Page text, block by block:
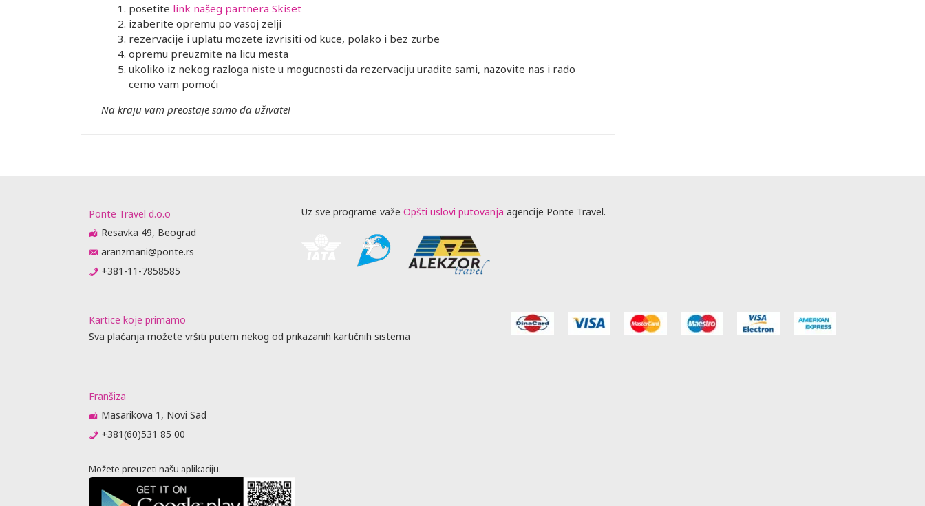
posetite link našeg partnera Skiset
izaberite opremu po vasoj zelji
rezervacije i uplatu mozete izvrisiti od kuce, polako i bez zurbe
opremu preuzmite na licu mesta
ukoliko iz nekog razloga niste u mogucnosti da rezervaciju uradite sami, nazovite nas i rado
cemo vam pomoći
Na kraju vam preostaje samo da uživate!
Ponte Travel d.o.o
Resavka 49, Beograd
aranzmani@ponte.rs
+381-11-7858585
Uz sve programe važe Opšti uslovi putovanja agencije Ponte Travel.
Kartice koje primamo
Sva plaćanja možete vršiti putem nekog od prikazanih kartičnih sistema
Franšiza
Masarikova 1, Novi Sad
+381(60)531 85 00
Možete preuzeti našu aplikaciju.